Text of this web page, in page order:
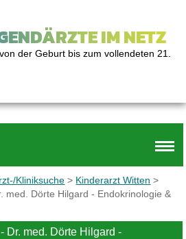
IM NETZ
der Geburt bis zum vollendeten 21.
Kliniksuche > Kinderarzt Witten >
med. Dörte Hilgard - Endokrinologie &
Dr. med. Dörte Hilgard -